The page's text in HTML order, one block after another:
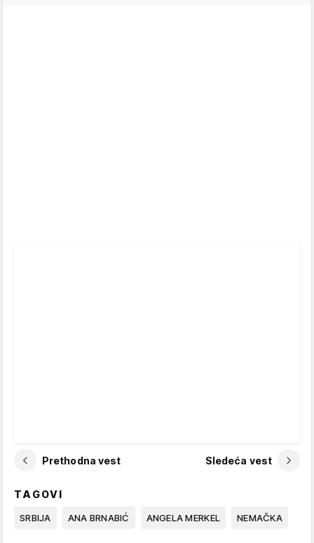
Prethodna vest Sledeća vest
TAGOVI
SRBIJA ANA BRNABIĆ ANGELA MERKEL NEMAČKA